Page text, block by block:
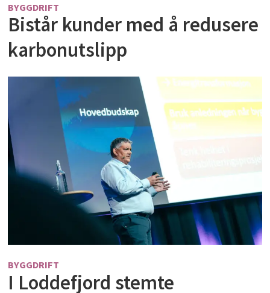
BYGGDRIFT
Bistår kunder med å redusere
karbonutslipp
BYGGDRIFT
I Loddefjord stemte